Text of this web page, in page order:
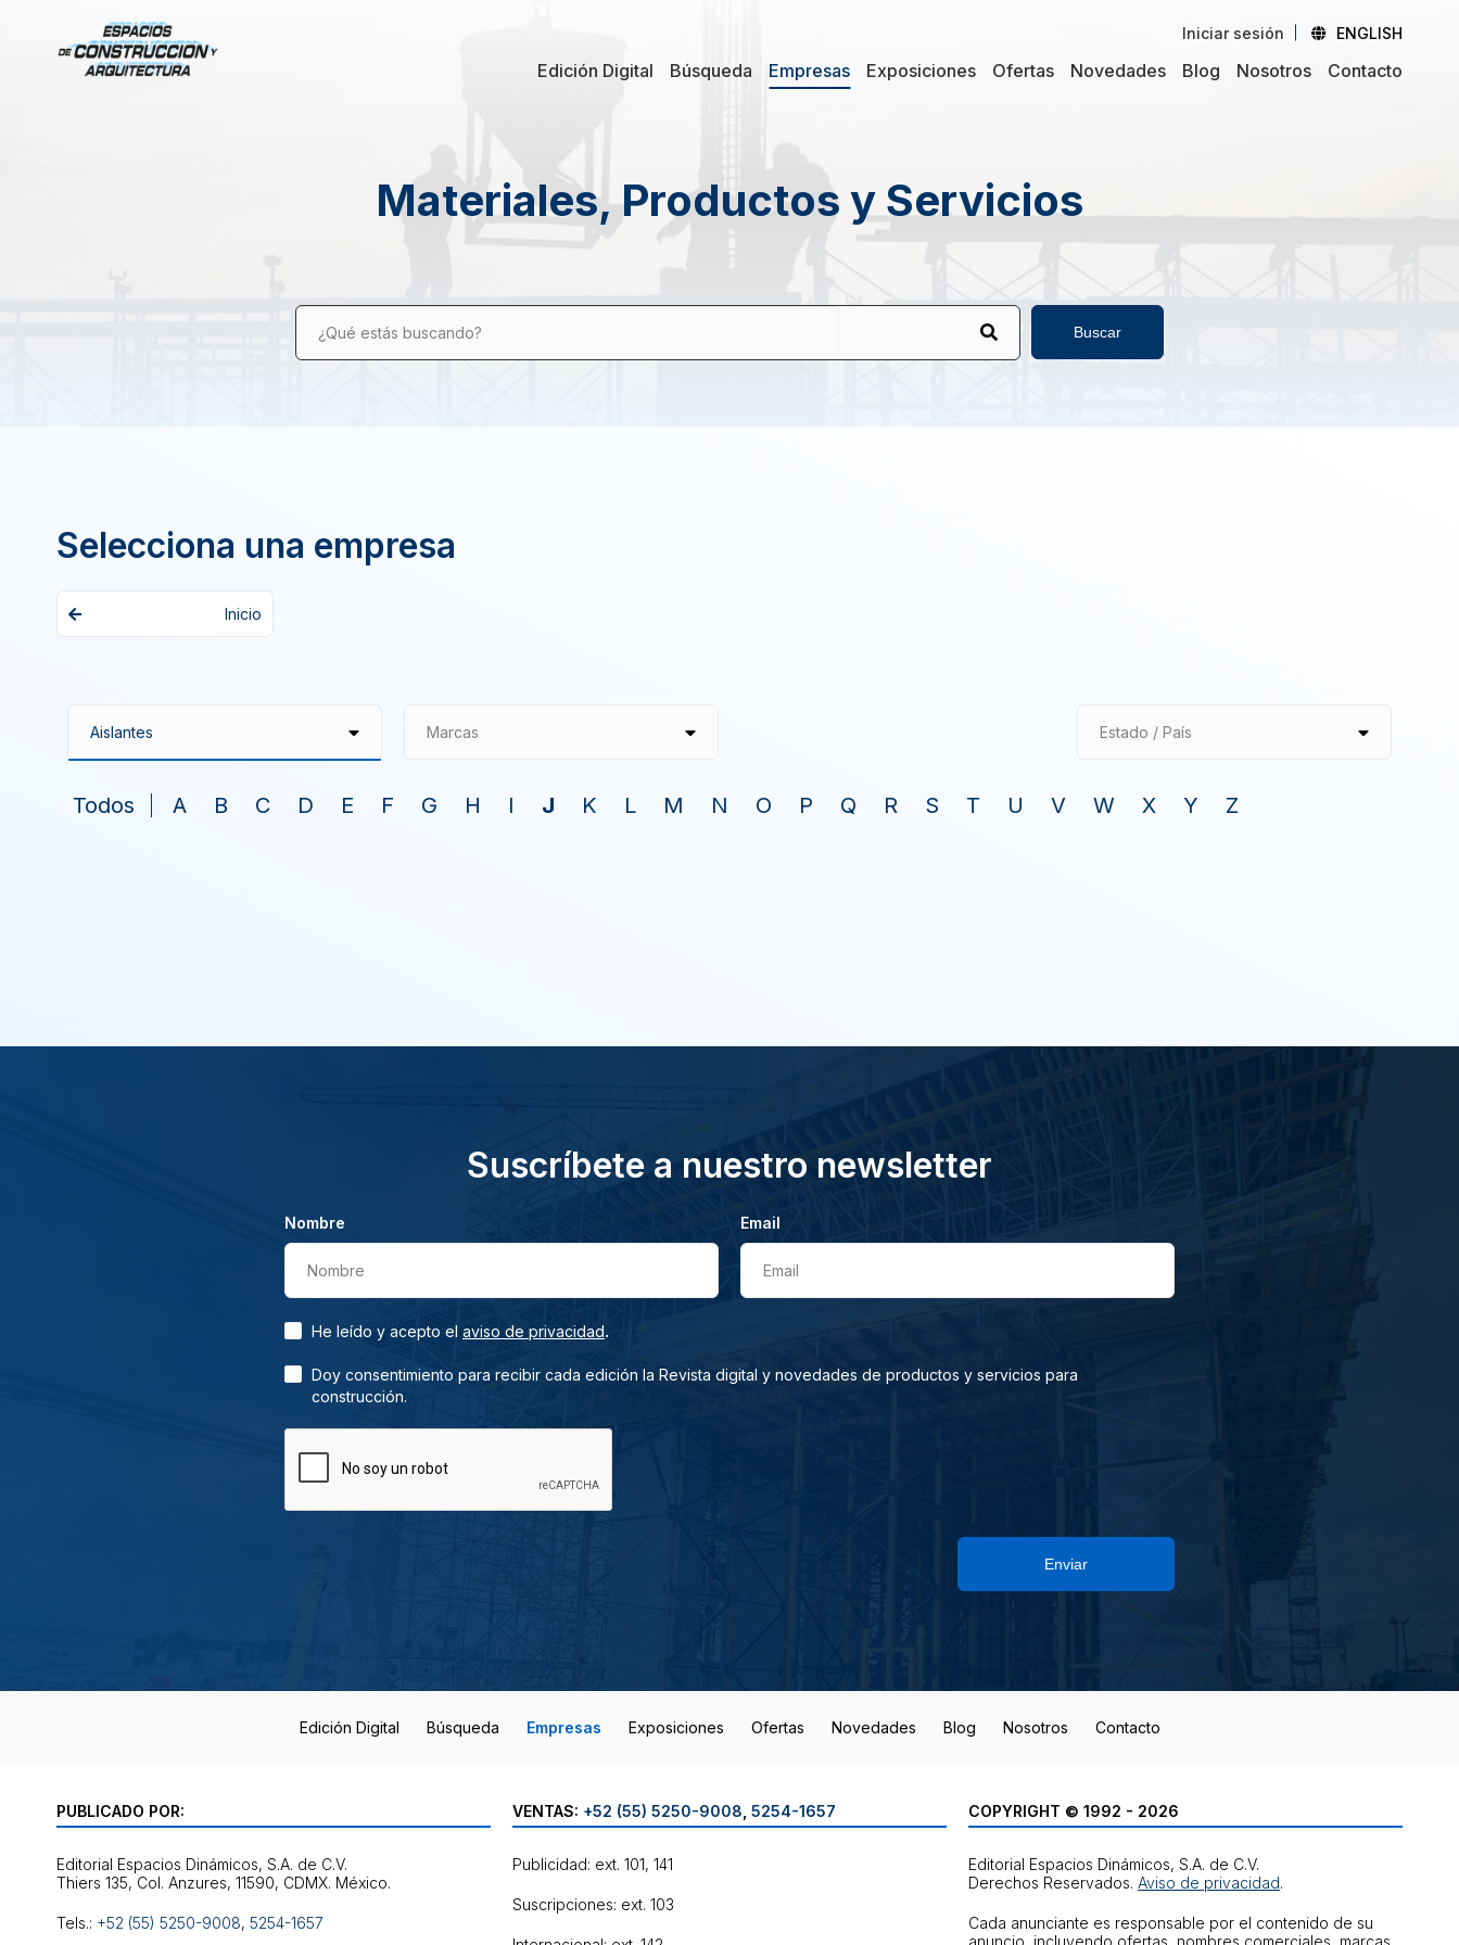
Iniciar sesión ENGLISH
Edición Digital Búsqueda Empresas Exposiciones Ofertas Novedades Blog Nosotros Contacto
Materiales, Productos y Servicios
¿Qué estás buscando? Buscar
Selecciona una empresa
Inicio
Marcas Estado / País
Todos A B C D E F G H I J K L M N O P Q R S T U V W X Y Z
Suscríbete a nuestro newsletter
Nombre
Nombre
Email
Email
He leído y acepto el aviso de privacidad.
Doy consentimiento para recibir cada edición la Revista digital y novedades de productos y servicios para
construcción.
Enviar
Edición Digital Búsqueda Empresas Exposiciones Ofertas Novedades Blog Nosotros Contacto
PUBLICADO POR:
Editorial Espacios Dinámicos, S.A. de C.V.
Tels.: +52 (55) 5250-9008, 5254-1657
VENTAS: +52 (55) 5250-9008 5254-1657
Publicidad: ext. 101, 141
Suscripciones: ext. 103
COPYRIGHT © 1992 - 2026
Editorial Espacios Dinámicos, S.A. de C.V.
Derechos Reservados. Aviso de privacidad.
Cada anunciante es responsable por el contenido de su
anuncio, incluyendo ofertas, nombres comerciales, marcas